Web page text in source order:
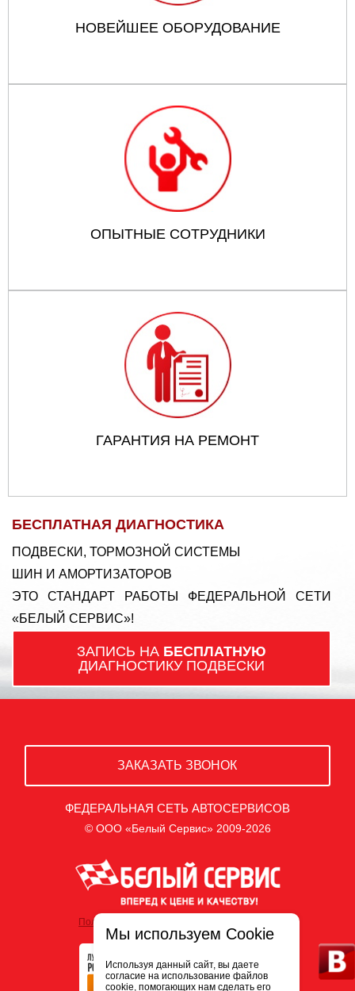
НОВЕЙШЕЕ ОБОРУДОВАНИЕ
ОПЫТНЫЕ СОТРУДНИКИ
ГАРАНТИЯ НА РЕМОНТ
БЕСПЛАТНАЯ ДИАГНОСТИКА
ПОДВЕСКИ, ТОРМОЗНОЙ СИСТЕМЫ
ШИН И АМОРТИЗАТОРОВ
ЭТО СТАНДАРТ РАБОТЫ ФЕДЕРАЛЬНОЙ СЕТИ
«БЕЛЫЙ СЕРВИС»!
ЗАПИСЬ НА БЕСПЛАТНУЮ
ДИАГНОСТИКУ ПОДВЕСКИ
ЗАКАЗАТЬ ЗВОНОК
ФЕДЕРАЛЬНАЯ СЕТЬ АВТОСЕРВИСОВ
© ООО «Белый Сервис» 2009-2026
Политика обработки персональных данных
Мы используем Cookie
Используя данный сайт, вы даете
согласие на использование файлов
cookie, помогающих нам сделать его